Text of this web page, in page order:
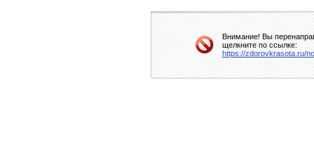
Внимание! Вы
щелкните по ссылке:
https://zdorovkrasota.ru/